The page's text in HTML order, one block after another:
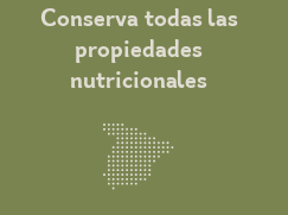
Conserva todas las
propiedades
nutricionales